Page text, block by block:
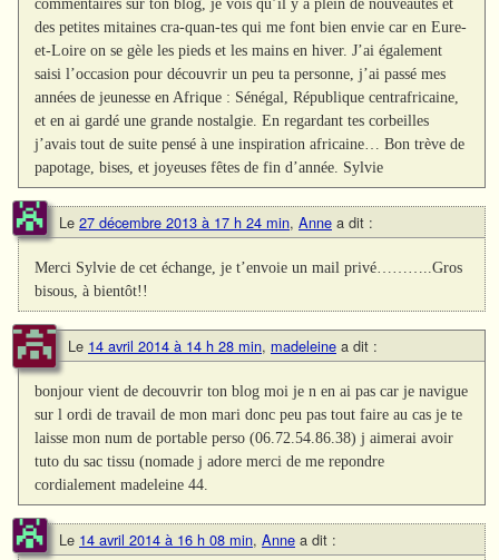
des petites mitaines cra-quan-tes qui me font bien envie car en Eure-
et-Loire on se gèle les pieds et les mains en hiver. J’ai également
saisi l’occasion pour découvrir un peu ta personne, j’ai passé mes
années de jeunesse en Afrique : Sénégal, République centrafricaine,
et en ai gardé une grande nostalgie. En regardant tes corbeilles
j’avais tout de suite pensé à une inspiration africaine… Bon trève de
papotage, bises, et joyeuses fêtes de fin d’année. Sylvie
Le 27 décembre 2013 à 17 h 24 min, Anne a dit :
Merci Sylvie de cet échange, je t’envoie un mail privé………..Gros
bisous, à bientôt!!
Le 14 avril 2014 à 14 h 28 min, madeleine a dit :
bonjour vient de decouvrir ton blog moi je n en ai pas car je navigue
sur l ordi de travail de mon mari donc peu pas tout faire au cas je te
laisse mon num de portable perso (06.72.54.86.38) j aimerai avoir
tuto du sac tissu (nomade j adore merci de me repondre
cordialement madeleine 44.
Le 14 avril 2014 à 16 h 08 min, Anne a dit :